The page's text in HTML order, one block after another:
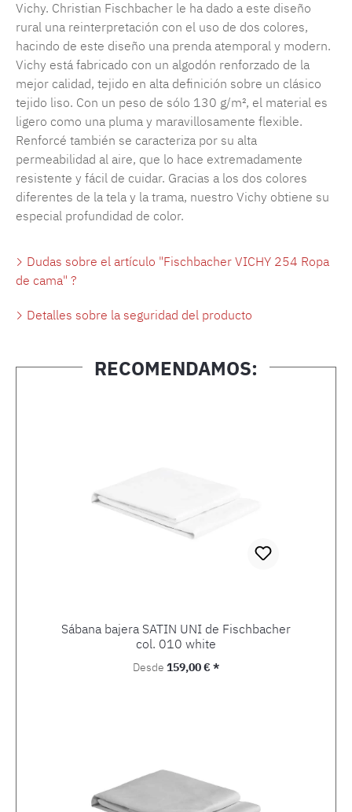
Vichy. Christian Fischbacher le ha dado a este diseño
rural una reinterpretación con el uso de dos colores,
hacindo de este diseño una prenda atemporal y modern.
Vichy está fabricado con un algodón renforzado de la
mejor calidad, tejido en alta definición sobre un clásico
tejido liso. Con un peso de sólo 130 g/m², el material es
ligero como una pluma y maravillosamente flexible.
Renforcé también se caracteriza por su alta
permeabilidad al aire, que lo hace extremadamente
resistente y fácil de cuidar. Gracias a los dos colores
diferentes de la tela y la trama, nuestro Vichy obtiene su
especial profundidad de color.
Dudas sobre el artículo "Fischbacher VICHY 254 Ropa
de cama" ?
Detalles sobre la seguridad del producto
RECOMENDAMOS:
Sábana bajera SATIN UNI de Fischbacher
col. 010 white
Precio normal:
Desde 159,00 € *